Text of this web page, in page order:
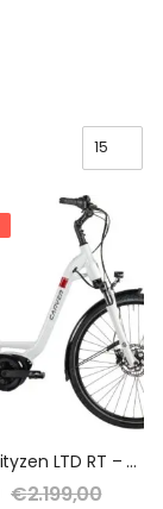
Carver E-Cityzen LTD RT – 400 Wh – 2021 – 28 Zoll – Tiefeinsteiger
€2.199,00